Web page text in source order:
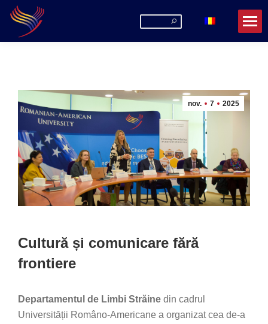
Search:
nov. 7 2025
Cultură și comunicare fără
frontiere
Departamentul de Limbi Străine din cadrul
Universității Româno-Americane a organizat cea de-a